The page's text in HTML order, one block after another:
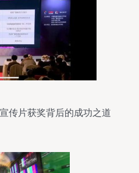
传片获奖背后的成功之道